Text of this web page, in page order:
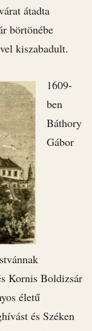
átadta
börtönébe
kiszabadult.
1609-
ben
Báthory
Gábor
Kornis Boldizsár
életű
és Széken